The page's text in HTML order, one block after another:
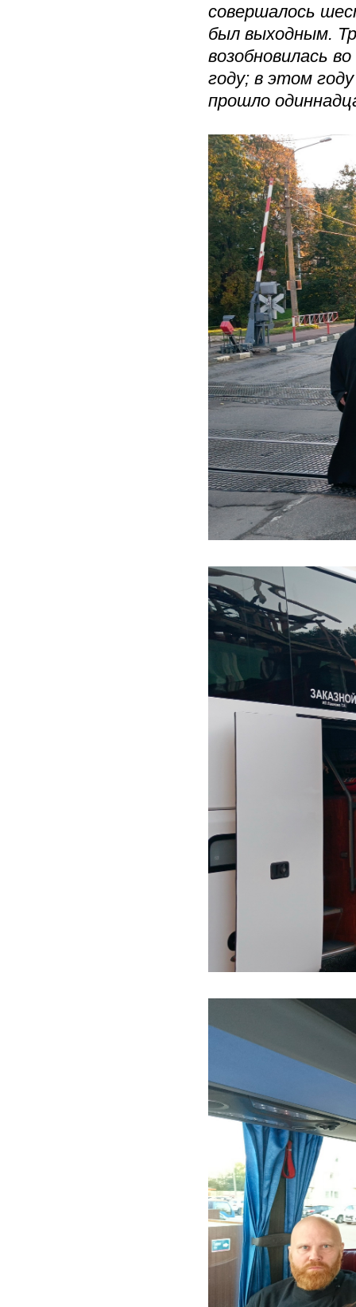
совершалось
был выходным.
возобновилась
году; в этом
прошло